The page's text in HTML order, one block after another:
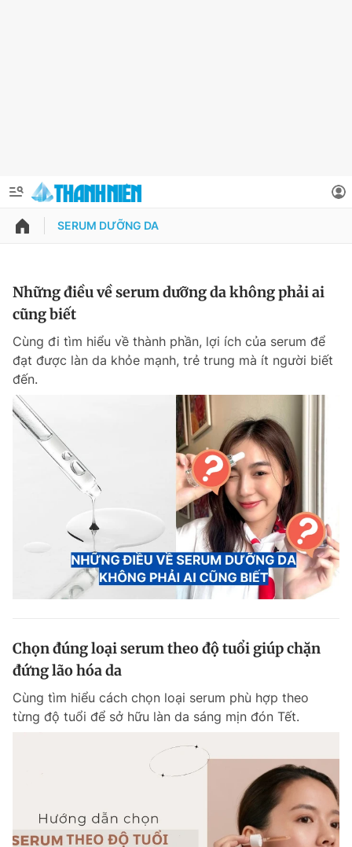
QUẢNG CÁO
Chuyên mục khác
Chào ngày mới Tin 24h
Tin thị trường Tin 360
Magazine
Sản phẩm khác
Tiện ích Bạn cần biết
Thông tin tòa soạn Liên hệ quảng cáo
Đọc Thanh Niên trên điện thoại
Thông tin tài khoản
Đổi mật khẩu
Tin đã lưu
Đăng xuất
SERUM DƯỠNG DA
Những điều về serum dưỡng da không phải ai
cũng biết
Cùng đi tìm hiểu về thành phần, lợi ích của serum để
đạt được làn da khỏe mạnh, trẻ trung mà ít người biết
đến.
Chọn đúng loại serum theo độ tuổi giúp chặn
đứng lão hóa da
Cùng tìm hiểu cách chọn loại serum phù hợp theo
từng độ tuổi để sở hữu làn da sáng mịn đón Tết.